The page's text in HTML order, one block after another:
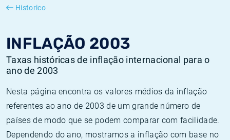
Historico
INFLAÇÃO 2003
Taxas históricas de inflação internacional para o
ano de 2003
Nesta página encontra os valores médios da inflação
referentes ao ano de 2003 de um grande número de
países de modo que se podem comparar com facilidade.
Dependendo do ano, mostramos a inflação com base no
SONIA
Inflação Europa
Taxas TONAR históricas